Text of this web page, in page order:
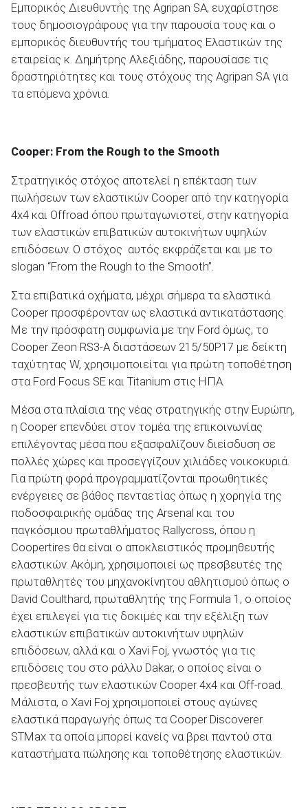
Εμπορικός Διευθυντής της Agripan SA, ευχαρίστησε
τους δημοσιογράφους για την παρουσία τους και ο
εμπορικός διευθυντής του τμήματος Ελαστικών της
εταιρείας κ. Δημήτρης Αλεξιάδης, παρουσίασε τις
δραστηριότητες και τους στόχους της Agripan SA για
τα επόμενα χρόνια.
Cooper: From the Rough to the Smooth
Στρατηγικός στόχος αποτελεί η επέκταση των
πωλήσεων των ελαστικών Cooper από την κατηγορία
4x4 και Offroad όπου πρωταγωνιστεί, στην κατηγορία
των ελαστικών επιβατικών αυτοκινήτων υψηλών
επιδόσεων. Ο στόχος αυτός εκφράζεται και με το
slogan “From the Rough to the Smooth”.
Στα επιβατικά οχήματα, μέχρι σήμερα τα ελαστικά
Cooper προσφέρονταν ως ελαστικά αντικατάστασης.
Με την πρόσφατη συμφωνία με την Ford όμως, το
Cooper Zeon RS3-A διαστάσεων 215/50Ρ17 με δείκτη
ταχύτητας W, χρησιμοποιείται για πρώτη τοποθέτηση
στα Ford Focus SE και Titanium στις ΗΠΑ.
Μέσα στα πλαίσια της νέας στρατηγικής στην Ευρώπη,
η Cooper επενδύει στον τομέα της επικοινωνίας
επιλέγοντας μέσα που εξασφαλίζουν διείσδυση σε
πολλές χώρες και προσεγγίζουν χιλιάδες νοικοκυριά.
Για πρώτη φορά προγραμματίζονται προωθητικές
ενέργειες σε βάθος πενταετίας όπως η χορηγία της
ποδοσφαιρικής ομάδας της Arsenal και του
παγκόσμιου πρωταθλήματος Rallycross, όπου η
Coopertires θα είναι ο αποκλειστικός προμηθευτής
ελαστικών. Ακόμη, χρησιμοποιεί ως πρεσβευτές της
πρωταθλητές του μηχανοκίνητου αθλητισμού όπως o
David Coulthard, πρωταθλητής της Formula 1, ο οποίος
έχει επιλεγεί για τις δοκιμές και την εξέλιξη των
ελαστικών επιβατικών αυτοκινήτων υψηλών
επιδόσεων, αλλά και ο Xavi Foj, γνωστός για τις
επιδόσεις του στο ράλλυ Dakar, ο οποίος είναι ο
πρεσβευτής των ελαστικών Cooper 4x4 και Off-road.
Μάλιστα, ο Xavi Foj χρησιμοποιεί στους αγώνες
ελαστικά παραγωγής όπως τα Cooper Discoverer
STMax τα οποία μπορεί κανείς να βρει παντού στα
καταστήματα πώλησης και τοποθέτησης ελαστικών.